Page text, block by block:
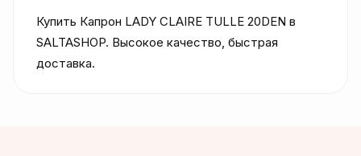
Купить Капрон LADY CLAIRE TULLE 20DEN в
SALTASHOP. Высокое качество, быстрая
доставка.